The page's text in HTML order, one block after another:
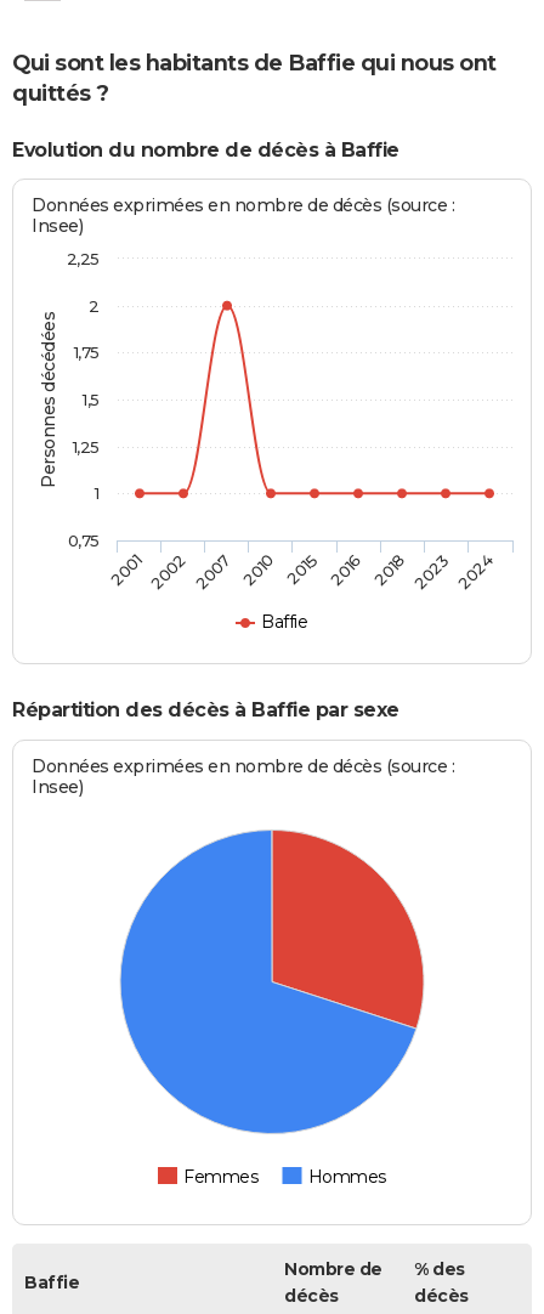
Qui sont les habitants de Baffie qui nous ont
quittés ?
Evolution du nombre de décès à Baffie
Personnes décédées
Données exprimées en nombre de décès (source :
Insee)
Baffie
20012002 2007 2010 2015 2016 2018 2023 2024
0,75
1
1,25
1,5
1,75
2
2,25
Répartition des décès à Baffie par sexe
Données exprimées en nombre de décès (source :
Insee)
Femmes Hommes
Baffie
Nombre de
décès
% des
décès